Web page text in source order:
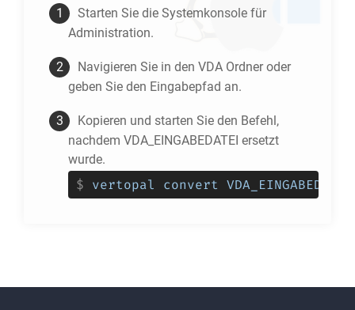
Starten Sie die Systemkonsole für
Administration.
Navigieren Sie in den VDA Ordner oder
geben Sie den Eingabepfad an.
Kopieren und starten Sie den Befehl,
nachdem VDA_EINGABEDATEI ersetzt
wurde.
$ vertopal convert